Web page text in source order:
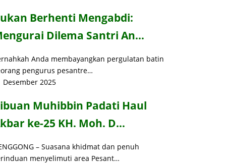
Berhenti Mengabdi:
Dilema Santri An…
Anda membayangkan pergulatan batin
pengurus pesantre…
Desember 2025
Muhibbin Padati Haul
ke-25 KH. Moh. D…
– Suasana khidmat dan penuh
menyelimuti area Pesant…